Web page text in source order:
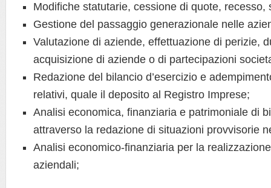
Modifiche statutarie, cessione di quote, recesso,
Gestione del passaggio generazionale nelle
Valutazione di aziende, effettuazione di perizie,
acquisizione di aziende o di partecipazioni
Redazione del bilancio d’esercizio e
relativi, quale il deposito al Registro Imprese;
Analisi economica, finanziaria e patrimoniale di
attraverso la redazione di situazioni provvisorie
Analisi economico-finanziaria per la
aziendali;